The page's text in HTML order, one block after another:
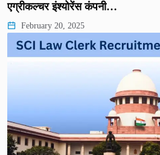
एग्रीकल्चर इंश्योरेंस कंपनी…
February 20, 2025